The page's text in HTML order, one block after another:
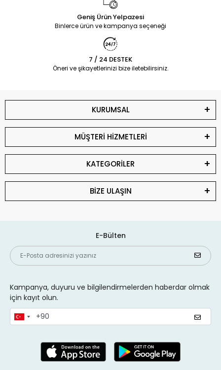
Geniş Ürün Yelpazesi
Binlerce ürün ve kampanya seçeneği
7 / 24 DESTEK
Öneri ve şikayetlerinizi bize iletebilirsiniz.
KURUMSAL
MÜŞTERİ HİZMETLERİ
KATEGORİLER
BİZE ULAŞIN
E-Bülten
Kampanya, duyuru ve bilgilendirmelerden haberdar olmak
için kayıt olun.